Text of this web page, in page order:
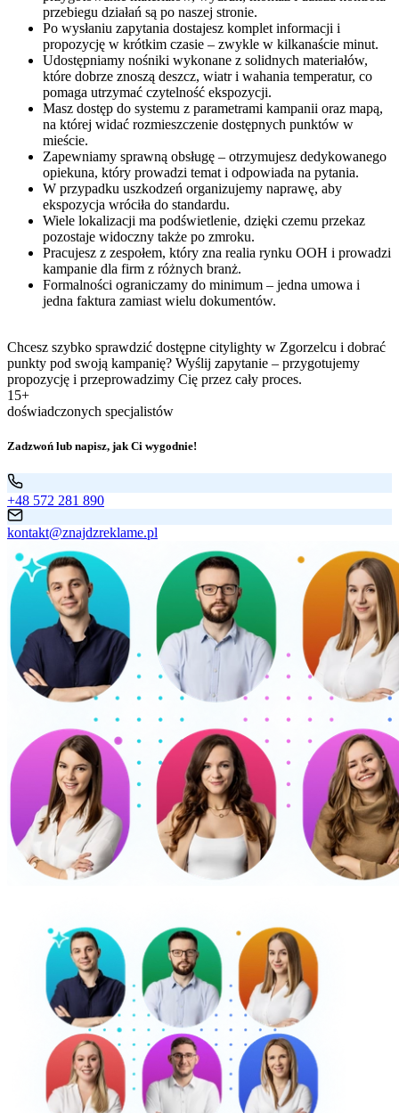
przebiegu działań są po naszej stronie.
Po wysłaniu zapytania dostajesz komplet informacji i
propozycję w krótkim czasie – zwykle w kilkanaście minut.
Udostępniamy nośniki wykonane z solidnych materiałów,
które dobrze znoszą deszcz, wiatr i wahania temperatur, co
pomaga utrzymać czytelność ekspozycji.
Masz dostęp do systemu z parametrami kampanii oraz mapą,
na której widać rozmieszczenie dostępnych punktów w
mieście.
Zapewniamy sprawną obsługę – otrzymujesz dedykowanego
opiekuna, który prowadzi temat i odpowiada na pytania.
W przypadku uszkodzeń organizujemy naprawę, aby
ekspozycja wróciła do standardu.
Wiele lokalizacji ma podświetlenie, dzięki czemu przekaz
pozostaje widoczny także po zmroku.
Pracujesz z zespołem, który zna realia rynku OOH i prowadzi
kampanie dla firm z różnych branż.
Formalności ograniczamy do minimum – jedna umowa i
jedna faktura zamiast wielu dokumentów.
Chcesz szybko sprawdzić dostępne citylighty w Zgorzelcu i dobrać
punkty pod swoją kampanię? Wyślij zapytanie – przygotujemy
propozycję i przeprowadzimy Cię przez cały proces.
15+
doświadczonych specjalistów
Zadzwoń lub napisz, jak Ci wygodnie!
+48 572 281 890
kontakt@znajdzreklame.pl